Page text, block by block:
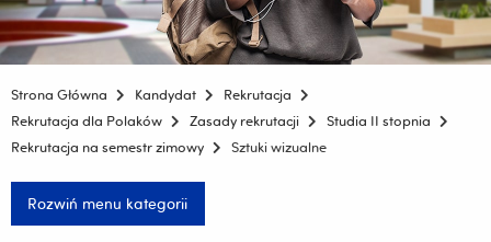
Strona Główna Kandydat
Rekrutacja
Rekrutacja dla Polaków
Zasady rekrutacji
Studia II stopnia
Rekrutacja na semestr zimowy
Sztuki wizualne
Rozwiń menu kategorii